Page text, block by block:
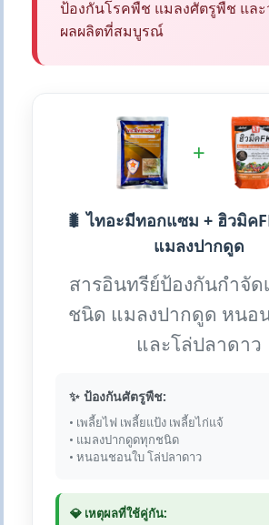
ป้องกันโรคพืช แมลงศัตรูพืช แล
ผลผลิตที่สมบูรณ์
+
🐛 ไทอะมีทอกแซม + ฮิวมิค
แมลงปากดูด
สารอินทรีย์ป้องกันกำจัด
ชนิด แมลงปากดูด หนอ
และโล่ปลาดาว
✨ ป้องกันศัตรูพืช:
• เพลี้ยไฟ เพลี้ยแป้ง เพลี้ยไก่แจ้
• แมลงปากดูดทุกชนิด
• หนอนชอนใบ โล่ปลาดาว
💎 เหตุผลที่ใช้คู่กัน: